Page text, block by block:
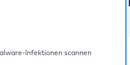
Infektionen scannen